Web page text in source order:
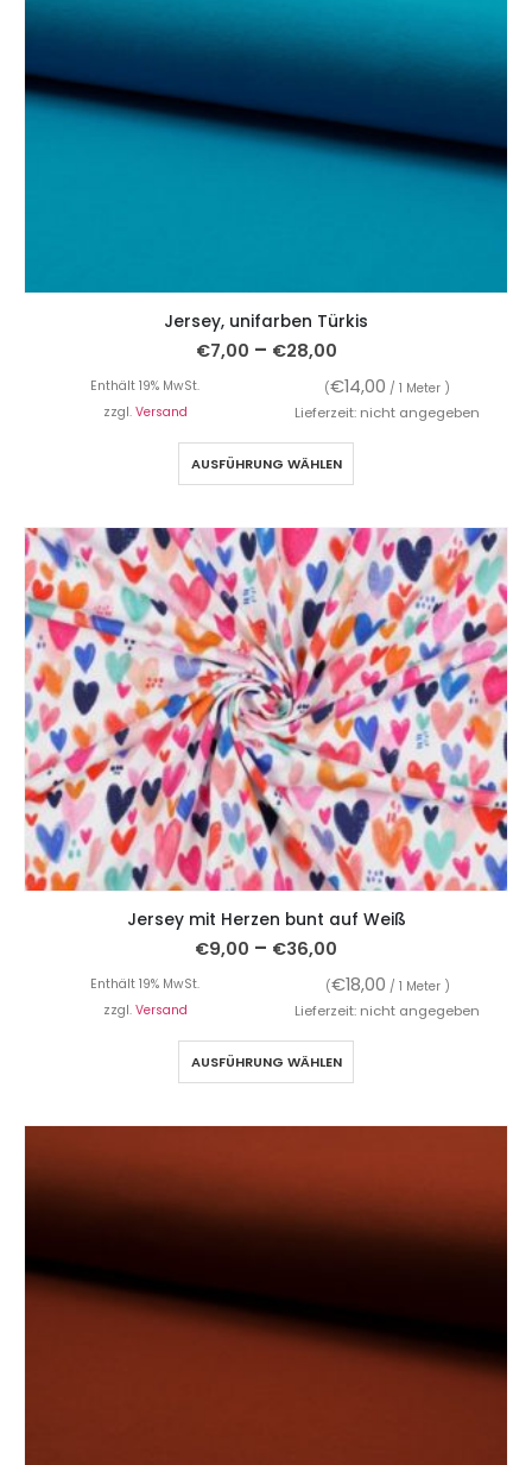
Jersey, unifarben Türkis
€7,00 – €28,00
Enthält 19% MwSt. (€14,00 / 1 Meter )
zzgl. Versand Lieferzeit: nicht angegeben
AUSFÜHRUNG WÄHLEN
Jersey mit Herzen bunt auf Weiß
€9,00 – €36,00
Enthält 19% MwSt. (€18,00 / 1 Meter )
zzgl. Versand Lieferzeit: nicht angegeben
AUSFÜHRUNG WÄHLEN